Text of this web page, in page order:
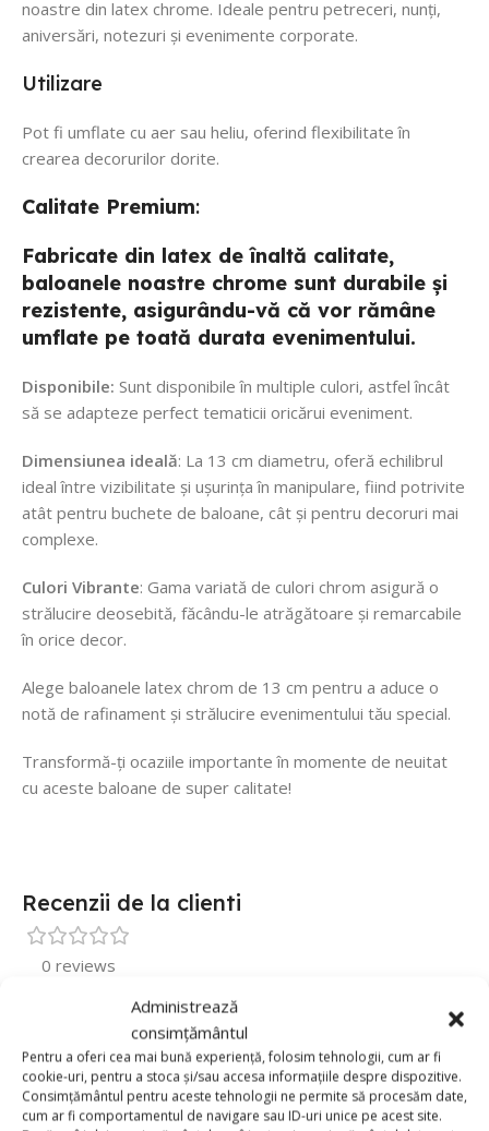
Administrează
consimțământul
Pentru a oferi cea mai bună experiență, folosim tehnologii, cum ar fi
cookie-uri, pentru a stoca și/sau accesa informațiile despre dispozitive.
Consimțământul pentru aceste tehnologii ne permite să procesăm date,
cum ar fi comportamentul de navigare sau ID-uri unice pe acest site.
noastre din latex chrome. Ideale pentru petreceri, nunți,
aniversări, notezuri și evenimente corporate.
Utilizare
Pot fi umflate cu aer sau heliu, oferind flexibilitate în
crearea decorurilor dorite.
Calitate Premium:
Fabricate din latex de înaltă calitate,
baloanele noastre chrome sunt durabile și
rezistente, asigurându-vă că vor rămâne
umflate pe toată durata evenimentului.
Disponibile: Sunt disponibile în multiple culori, astfel încât
să se adapteze perfect tematicii oricărui eveniment.
Dimensiunea ideală: La 13 cm diametru, oferă echilibrul
ideal între vizibilitate și ușurința în manipulare, fiind potrivite
atât pentru buchete de baloane, cât și pentru decoruri mai
complexe.
Culori Vibrante: Gama variată de culori chrom asigură o
strălucire deosebită, făcându-le atrăgătoare și remarcabile
în orice decor.
Alege baloanele latex chrom de 13 cm pentru a aduce o
notă de rafinament și strălucire evenimentului tău special.
Transformă-ți ocaziile importante în momente de neuitat
cu aceste baloane de super calitate!
Recenzii de la clienti
0 reviews
0
0
0
0